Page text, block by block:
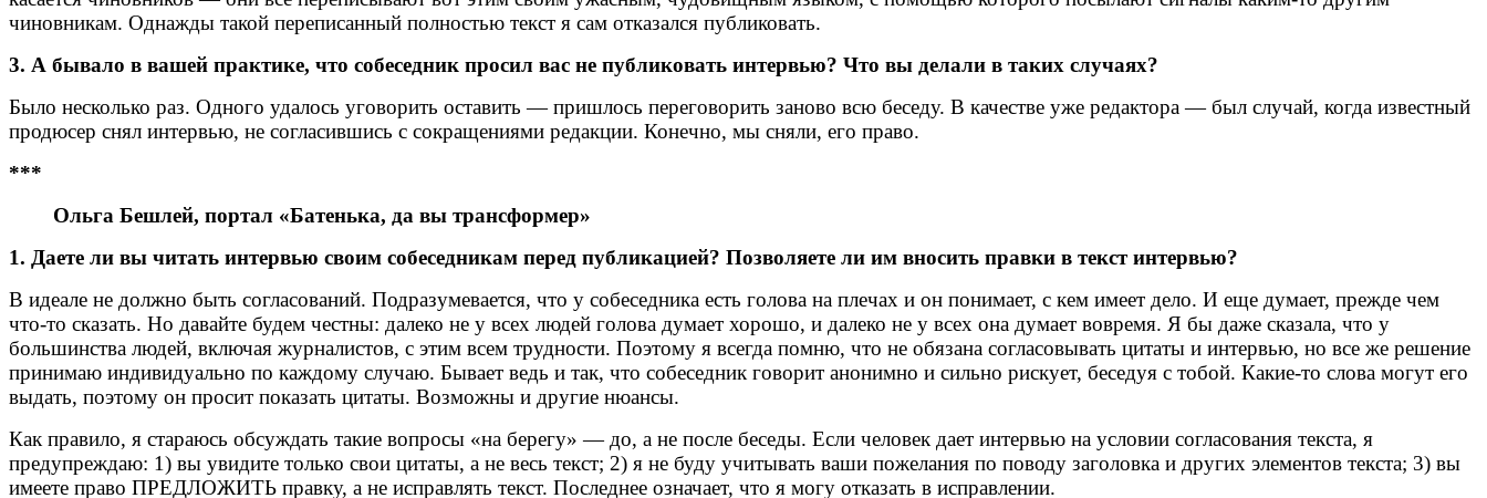
чиновникам. Однажды такой переписанный полностью текст я сам отказался публиковать.
3. А бывало в вашей практике, что собеседник просил вас не публиковать интервью? Что вы делали в таких случаях?
Было несколько раз. Одного удалось уговорить оставить — пришлось переговорить заново всю беседу. В качестве уже редактора — был случай, когда известный
продюсер снял интервью, не согласившись с сокращениями редакции. Конечно, мы сняли, его право.
***
Ольга Бешлей, портал «Батенька, да вы трансформер»
1. Даете ли вы читать интервью своим собеседникам перед публикацией? Позволяете ли им вносить правки в текст интервью?
В идеале не должно быть согласований. Подразумевается, что у собеседника есть голова на плечах и он понимает, с кем имеет дело. И еще думает, прежде чем
что-то сказать. Но давайте будем честны: далеко не у всех людей голова думает хорошо, и далеко не у всех она думает вовремя. Я бы даже сказала, что у
большинства людей, включая журналистов, с этим всем трудности. Поэтому я всегда помню, что не обязана согласовывать цитаты и интервью, но все же решение
принимаю индивидуально по каждому случаю. Бывает ведь и так, что собеседник говорит анонимно и сильно рискует, беседуя с тобой. Какие-то слова могут его
выдать, поэтому он просит показать цитаты. Возможны и другие нюансы.
Как правило, я стараюсь обсуждать такие вопросы «на берегу» — до, а не после беседы. Если человек дает интервью на условии согласования текста, я
предупреждаю: 1) вы увидите только свои цитаты, а не весь текст; 2) я не буду учитывать ваши пожелания по поводу заголовка и других элементов текста; 3) вы
имеете право ПРЕДЛОЖИТЬ правку, а не исправлять текст. Последнее означает, что я могу отказать в исправлении.